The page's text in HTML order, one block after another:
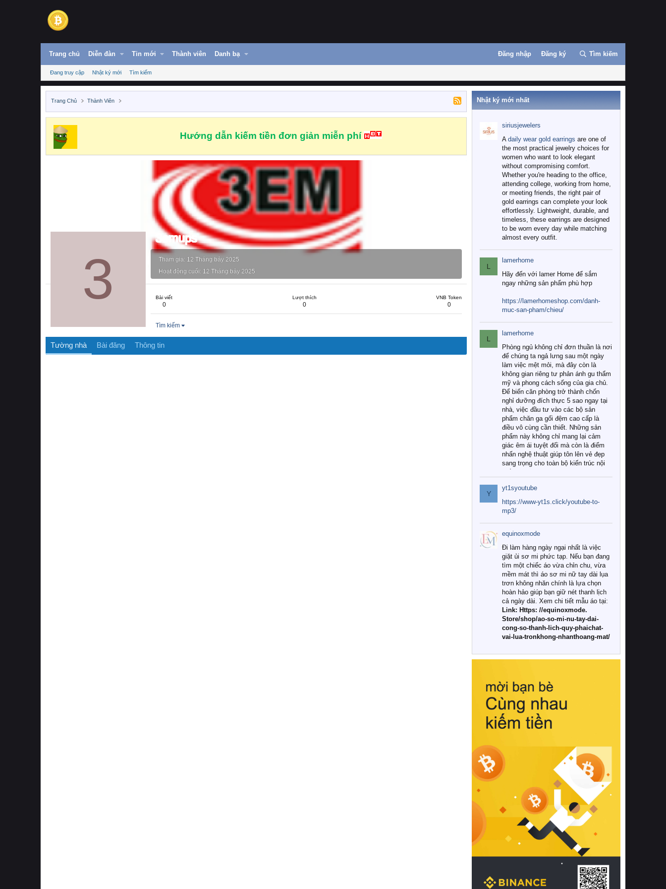
Trang chủ Diễn đàn Tin mới Thành viên Danh bạ Đăng nhập Đăng ký Tìm kiếm
Đang truy cập Nhật ký mới Tìm kiếm
Trang Chủ Thành Viên
Hướng dẫn kiếm tiền đơn giản miễn phí
3
3emups
Tham gia 12 Tháng bảy 2025
Hoạt động cuối 12 Tháng bảy 2025
Bài viết
0
Lượt thích
0
VNB Token
0
Tìm kiếm
Tường nhà Bài đăng Thông tin
Nhật ký mới nhất
siriusjewelers
A daily wear gold earrings are one of
the most practical jewelry choices for
women who want to look elegant
without compromising comfort.
Whether you're heading to the office,
attending college, working from home,
or meeting friends, the right pair of
gold earrings can complete your look
effortlessly. Lightweight, durable, and
timeless, these earrings are designed
to be worn every day while matching
almost every outfit.
L
lamerhome
Hãy đến với lamer Home để sắm
ngay những sản phẩm phù hợp
https://lamerhomeshop.com/danh-
muc-san-pham/chieu/
L
lamerhome
Phòng ngủ không chỉ đơn thuần là nơi
để chúng ta ngả lưng sau một ngày
làm việc mệt mỏi, mà đây còn là
không gian riêng tư phản ánh gu thẩm
mỹ và phong cách sống của gia chủ.
Để biến căn phòng trở thành chốn
nghỉ dưỡng đích thực 5 sao ngay tại
nhà, việc đầu tư vào các bộ sản
phẩm chăn ga gối đệm cao cấp là
điều vô cùng cần thiết. Những sản
phẩm này không chỉ mang lại cảm
giác êm ái tuyệt đối mà còn là điểm
nhấn nghệ thuật giúp tôn lên vẻ đẹp
sang trọng cho toàn bộ kiến trúc nội
Tuy nhiên, giữa thị trường đa dạng
với vô vàn thương hiệu và mẫu mã
như hiện nay, làm thế nào để chọn
được những bộ chăn ga gối đệm cao
cấp thực sự chất lượng, phù hợp với
khí hậu và nhu cầu sử dụng của gia
đình? Hãy cùng chúng tôi đi tìm lời
giải đáp chi tiết qua bài viết dưới đây.
1. Tại sao các gia đình hiện đại lại ưa
chuộng chăn ga gối đệm cao cấp?
Khác với các dòng sản phẩm thông
thường, những bộ chăn ga gối đệm
cao cấp trải qua quy trình sản xuất
nghiêm ngặt từ khâu chọn lọc nguyên
liệu tự nhiên đến công nghệ dệt
nhuộm hiện đại không chứa hóa chất
này, bạn sẽ cảm nhận rõ rệt sự khác
hồi chuẩn xác của phần đệm nâng đỡ
cột sống.
Bên cạnh đó, việc lựa chọn các dòng
sản phẩm đạt chuẩn chất lượng quốc
tế còn giúp ngăn ngừa tình trạng kích
khuẩn và nấm mốc trong điều kiện
thời tiết nóng ẩm. Bạn có thể tìm hiểu
thêm các nghiên cứu khoa học về tác
động của giấc ngủ và môi trường
phòng ngủ đối với sức khỏe con
người tại Sleep Foundation (External
Link) để có cái nhìn toàn diện hơn.
2. Các tiêu chí vàng khi lựa chọn
chăn ga gối đệm cao cấp cho phòng
ngủ
Để sở hữu một bộ chăn ga gối đệm
cao cấp hoàn hảo cả về thẩm mỹ lẫn
công năng, người tiêu dùng cần cân
nhắc kỹ lưỡng các tiêu chí quan trọng
Y
yt1syoutube
https://www-yt1s.click/youtube-to-
mp3/
equinoxmode
Đi làm hàng ngày ngại nhất là việc
giặt ủi sơ mi phức tạp. Nếu bạn đang
tìm một chiếc áo vừa chỉn chu, vừa
mềm mát thì áo sơ mi nữ tay dài lụa
trơn không nhăn chính là lựa chọn
hoàn hảo giúp bạn giữ nét thanh lịch
cả ngày dài. Xem chi tiết mẫu áo tại:
Link: Https: //equinoxmode.
Store/shop/ao-so-mi-nu-tay-dai-
cong-so-thanh-lich-quy-phaichat-
vai-lua-tronkhong-nhanthoang-mat/